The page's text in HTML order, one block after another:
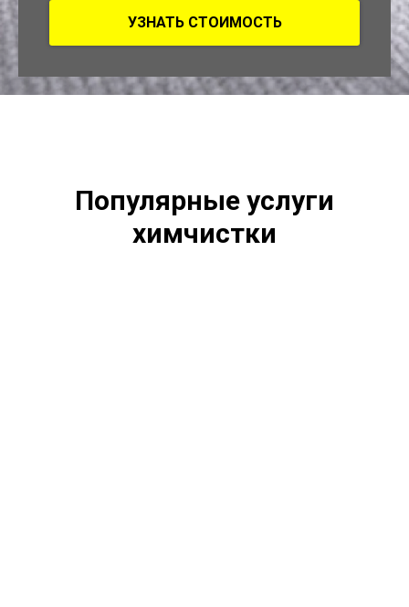
УЗНАТЬ СТОИМОСТЬ
Популярные услуги
химчистки